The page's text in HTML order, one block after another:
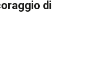
di